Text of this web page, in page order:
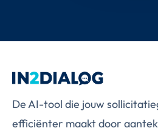
De AI-tool die jouw
efficiënter maakt door